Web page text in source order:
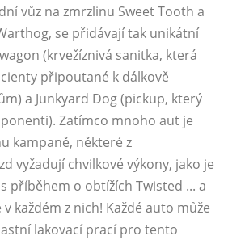
vůz na zmrzlinu Sweet Tooth a
se přidávají tak unikátní
(krvežíznivá sanitka, která
připoutané k dálkově
a Junkyard Dog (pickup, který
Zatímco mnoho aut je
kampaně, některé z
vyžadují chvilkové výkony, jako je
příběhem o obtížích Twisted ... a
každém z nich! Každé auto může
lakovací prací pro tento